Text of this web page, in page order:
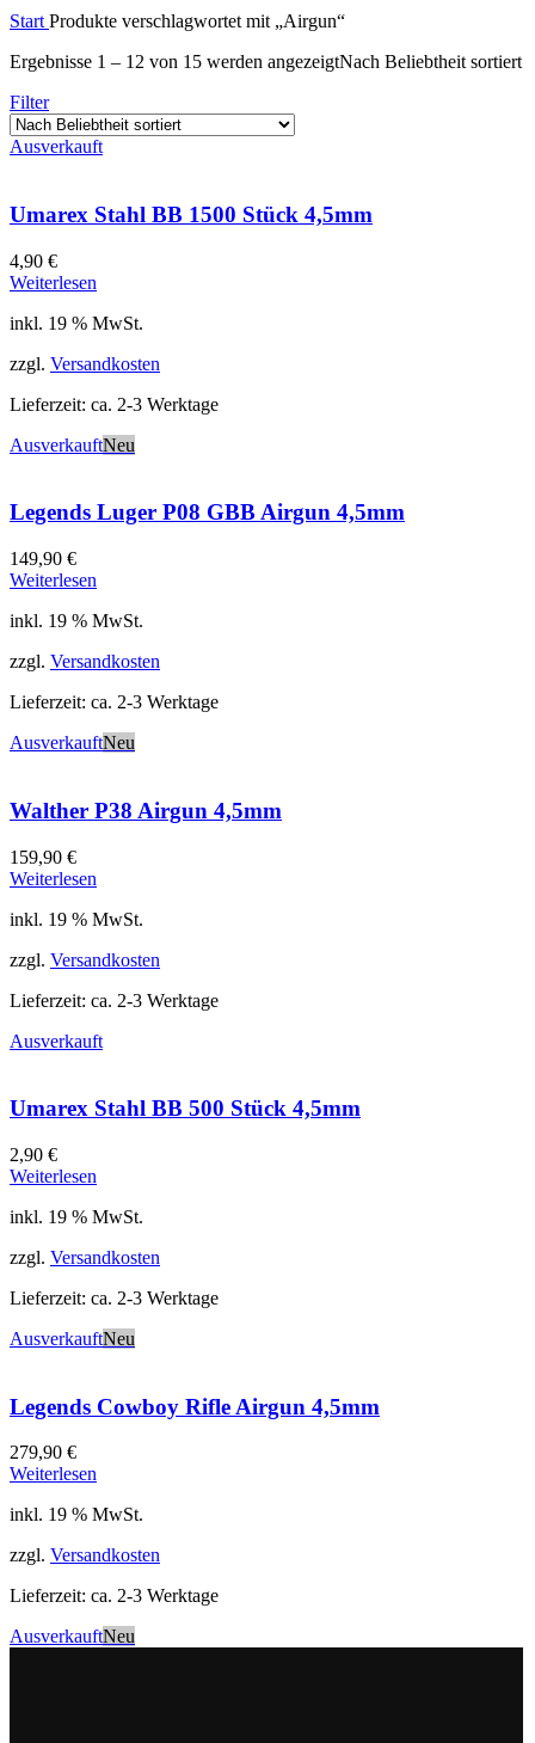
Start Produkte verschlagwortet mit „Airgun“
Ergebnisse 1 – 12 von 15 werden angezeigtNach Beliebtheit sortiert
Filter
Ausverkauft
Umarex Stahl BB 1500 Stück 4,5mm
4,90 €
Weiterlesen
inkl. 19 % MwSt.
zzgl. Versandkosten
Lieferzeit: ca. 2-3 Werktage
AusverkauftNeu
Legends Luger P08 GBB Airgun 4,5mm
149,90 €
Weiterlesen
inkl. 19 % MwSt.
zzgl. Versandkosten
Lieferzeit: ca. 2-3 Werktage
AusverkauftNeu
Walther P38 Airgun 4,5mm
159,90 €
Weiterlesen
inkl. 19 % MwSt.
zzgl. Versandkosten
Lieferzeit: ca. 2-3 Werktage
Ausverkauft
Umarex Stahl BB 500 Stück 4,5mm
2,90 €
Weiterlesen
inkl. 19 % MwSt.
zzgl. Versandkosten
Lieferzeit: ca. 2-3 Werktage
AusverkauftNeu
Legends Cowboy Rifle Airgun 4,5mm
279,90 €
Weiterlesen
inkl. 19 % MwSt.
zzgl. Versandkosten
Lieferzeit: ca. 2-3 Werktage
AusverkauftNeu